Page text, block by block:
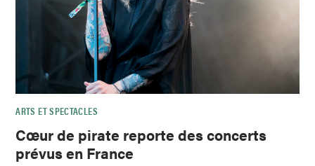
ARTS ET SPECTACLES
Cœur de pirate reporte des concerts
prévus en France